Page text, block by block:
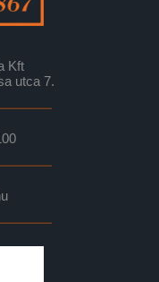
Kft
utca 7.